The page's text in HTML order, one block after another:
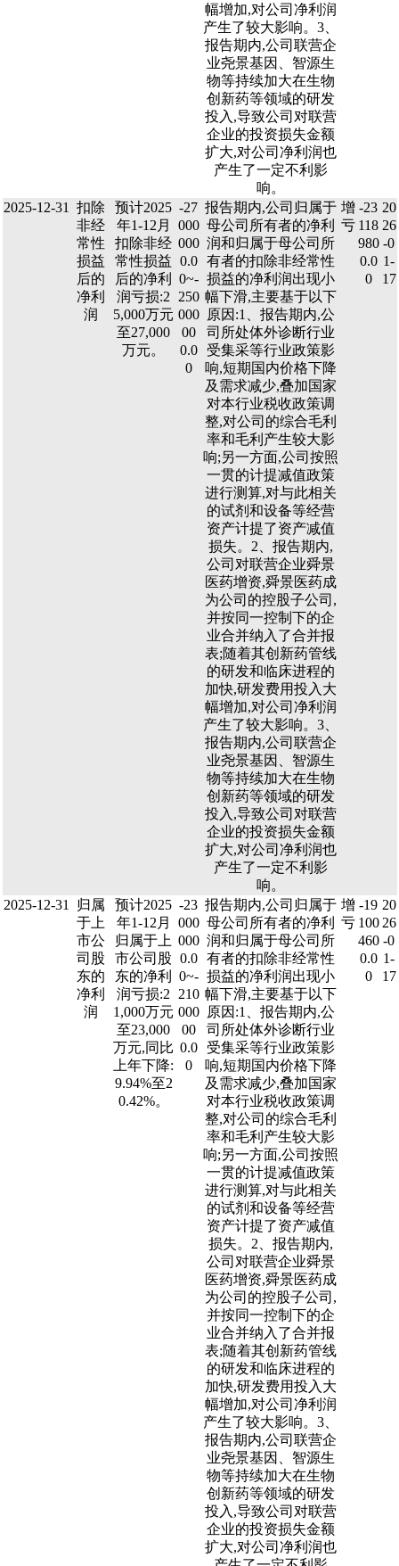
幅增加,对公司净利润
产生了较大影响。3、
报告期内,公司联营企
业尧景基因、智源生
物等持续加大在生物
创新药等领域的研发
投入,导致公司对联营
企业的投资损失金额
扩大,对公司净利润也
产生了一定不利影
响。
2025-12-31
扣除
非经
常性
损益
后的
净利
润
预计2025
年1-12月
扣除非经
常性损益
后的净利
润亏损:2
5,000万元
至27,000
万元。
-27
000
000
0.0
0~-
250
000
00
0.0
0
报告期内,公司归属于
母公司所有者的净利
润和归属于母公司所
有者的扣除非经常性
损益的净利润出现小
幅下滑,主要基于以下
原因:1、报告期内,公
司所处体外诊断行业
受集采等行业政策影
响,短期国内价格下降
及需求减少,叠加国家
对本行业税收政策调
整,对公司的综合毛利
率和毛利产生较大影
响;另一方面,公司按照
一贯的计提减值政策
进行测算,对与此相关
的试剂和设备等经营
资产计提了资产减值
损失。2、报告期内,
公司对联营企业舜景
医药增资,舜景医药成
为公司的控股子公司,
并按同一控制下的企
业合并纳入了合并报
表;随着其创新药管线
的研发和临床进程的
加快,研发费用投入大
幅增加,对公司净利润
产生了较大影响。3、
报告期内,公司联营企
业尧景基因、智源生
物等持续加大在生物
创新药等领域的研发
投入,导致公司对联营
企业的投资损失金额
扩大,对公司净利润也
产生了一定不利影
响。
增
亏
-23
118
980
0.0
0
20
26
-0
1-
17
2025-12-31
归属
于上
市公
司股
东的
净利
润
预计2025
年1-12月
归属于上
市公司股
东的净利
润亏损:2
1,000万元
至23,000
万元,同比
上年下降:
9.94%至2
0.42%。
-23
000
000
0.0
0~-
210
000
00
0.0
0
报告期内,公司归属于
母公司所有者的净利
润和归属于母公司所
有者的扣除非经常性
损益的净利润出现小
幅下滑,主要基于以下
原因:1、报告期内,公
司所处体外诊断行业
受集采等行业政策影
响,短期国内价格下降
及需求减少,叠加国家
对本行业税收政策调
整,对公司的综合毛利
率和毛利产生较大影
响;另一方面,公司按照
一贯的计提减值政策
进行测算,对与此相关
的试剂和设备等经营
资产计提了资产减值
损失。2、报告期内,
公司对联营企业舜景
医药增资,舜景医药成
为公司的控股子公司,
并按同一控制下的企
业合并纳入了合并报
表;随着其创新药管线
的研发和临床进程的
加快,研发费用投入大
幅增加,对公司净利润
产生了较大影响。3、
报告期内,公司联营企
业尧景基因、智源生
物等持续加大在生物
创新药等领域的研发
投入,导致公司对联营
企业的投资损失金额
扩大,对公司净利润也
增
亏
-19
100
460
0.0
0
20
26
-0
1-
17